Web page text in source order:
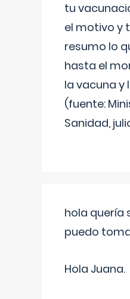
tu
el motivo y
resumo lo
hasta el
la vacuna y
(fuente:
Sanidad,
hola quería
puedo
Hola Juana.